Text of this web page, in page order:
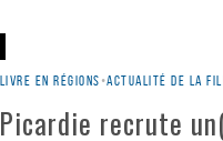
en régions •Actualité de la
recrute